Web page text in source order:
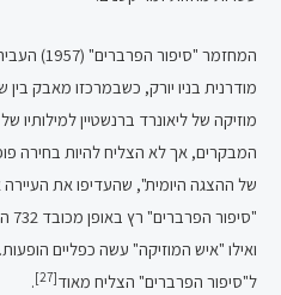
המחזמר
מודרנית בניו יורק, כשבמרכזו מאבק בין
מוזיקה של ליאונרד ברנשטיין למילותיו
המבקרים, אך לא הצליח להיות בחירה
של ההצגה היומית", שהעדיפו את
ואילו "איש המוזיקה" עשה כפליים
ל"סיפור הפרברים" הצליח מאוד[27]
.